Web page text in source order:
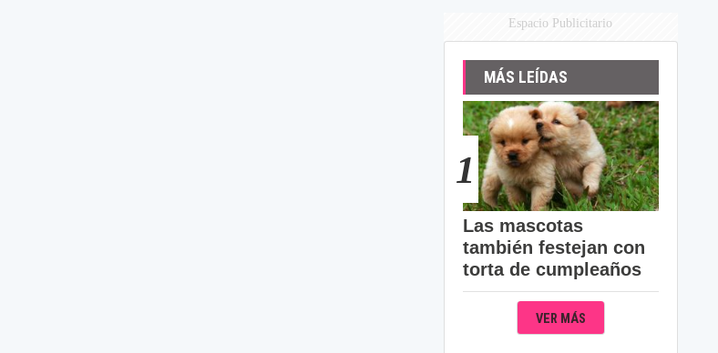
Espacio Publicitario
MÁS LEÍDAS
1
Las mascotas
también festejan con
torta de cumpleaños
VER MÁS